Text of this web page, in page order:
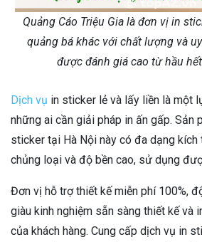
Quảng Cáo Triệu Gia là đơn vị in
quảng bá khác với chất lượng và
được đánh giá cao từ hầu
Dịch vụ in sticker lẻ và lấy liền là một
những ai cần giải pháp in ấn gấp. Sản
sticker tại Hà Nội này có đa dạng kích
chủng loại và độ bền cao, sử dụng
Đơn vị hỗ trợ thiết kế miễn phí 100%,
giàu kinh nghiệm sẵn sàng thiết kế và
của khách hàng. Cung cấp dịch vụ in